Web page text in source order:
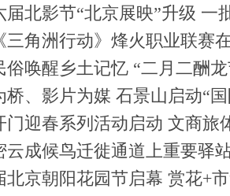
届北影节“北京展映”升级 一
野(2026.3.27 11:54)
三角洲行动》烽火职业联赛
18:47)
俗唤醒乡土记忆 “二月二酬
22:15)
桥、影片为媒 石景山启动“
21:15)
门迎春系列活动启动 文商旅
活力(2026.3.20 21:15)
云成候鸟迁徙通道上重要驿
20:45)
北京朝阳花园节启幕 赏花+